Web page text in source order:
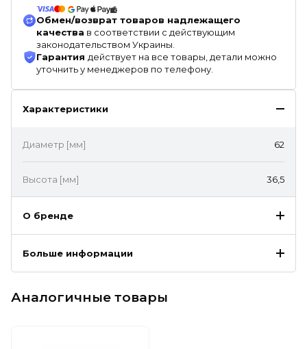
Обмен/возврат товаров надлежащего
качества в соответствии с действующим
законодательством Украины.
Гарантия действует на все товары, детали можно
уточнить у менеджеров по телефону.
Характеристики
Диаметр [мм] 62
Высота [мм] 36,5
О бренде
Больше информации
Аналогичные товары